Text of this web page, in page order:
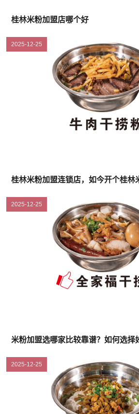
桂林米粉加盟店哪个好
2025-12-25
桂林米粉加盟连锁店，如今开个桂林
2025-12-25
米粉加盟选哪家比较靠谱？如何选择
2025-12-25